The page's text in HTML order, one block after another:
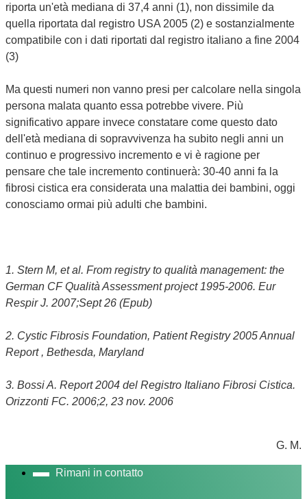
riporta un'età mediana di 37,4 anni (1), non dissimile da
quella riportata dal registro USA 2005 (2) e sostanzialmente
compatibile con i dati riportati dal registro italiano a fine 2004
(3)
Ma questi numeri non vanno presi per calcolare nella singola
persona malata quanto essa potrebbe vivere. Più
significativo appare invece constatare come questo dato
dell'età mediana di sopravvivenza ha subito negli anni un
continuo e progressivo incremento e vi è ragione per
pensare che tale incremento continuerà: 30-40 anni fa la
fibrosi cistica era considerata una malattia dei bambini, oggi
conosciamo ormai più adulti che bambini.
1. Stern M, et al. From registry to qualità management: the
German CF Qualità Assessment project 1995-2006. Eur
Respir J. 2007;Sept 26 (Epub)
2. Cystic Fibrosis Foundation, Patient Registry 2005 Annual
Report , Bethesda, Maryland
3. Bossi A. Report 2004 del Registro Italiano Fibrosi Cistica.
Orizzonti FC. 2006;2, 23 nov. 2006
G. M.
Rimani in contatto